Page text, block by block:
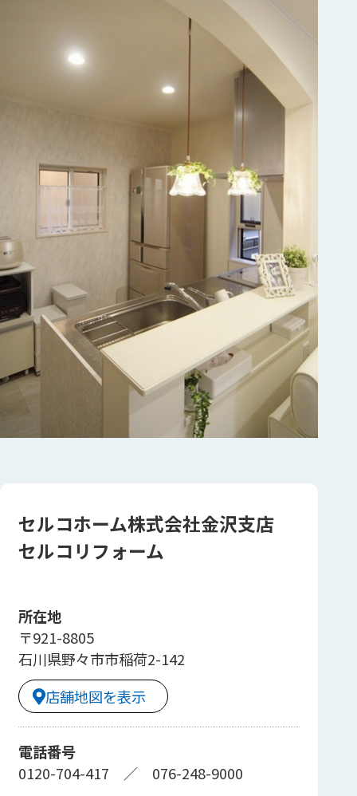
セルコホーム株式会社金沢支店
セルコリフォーム
所在地
〒921-8805
石川県野々市市稲荷2-142
店舗地図を表示
電話番号
0120-704-417 ／ 076-248-9000